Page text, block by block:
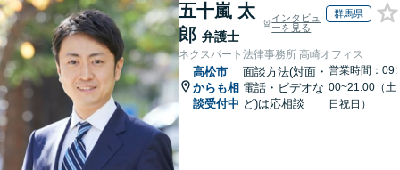
五十嵐 太
郎 弁護士
インタビュ
ーを見る
群馬県
ネクスパート法律事務所 高崎オフィス
高松市
からも相
談受付中
面談方法(対面・
電話・ビデオな
ど)は応相談
営業時間：09:
00~21:00（土
日祝日）